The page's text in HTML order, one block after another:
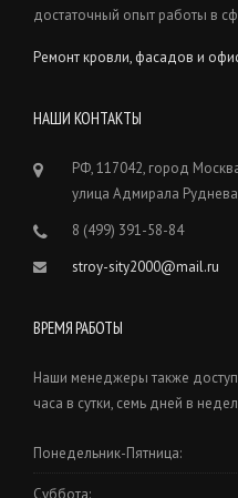
достаточный опыт работы в
Ремонт кровли, фасадов и
НАШИ КОНТАКТЫ
РФ, 117042, город
улица Адмирала
8 (499) 391-58-84
stroy-sity2000@mail.ru
ВРЕМЯ РАБОТЫ
Наши менеджеры также
часа в сутки, семь дней в
Понедельник-Пятница:
Суббота: